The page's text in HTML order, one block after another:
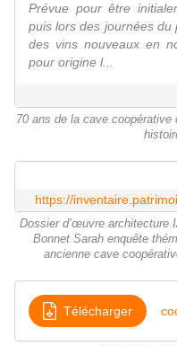
Prévue pour être
puis lors des journées
des vins nouveaux en
pour origine l...
70 ans de la cave
https://
Dossier d’œuvre architecture
Bonnet Sarah enquête
ancienne cave
Télécharger